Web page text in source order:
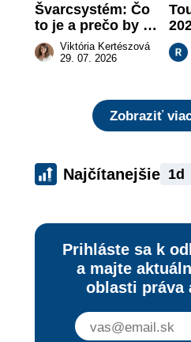
Švarcsystém: Čo
to je a prečo by
vás to malo
zaujímať
Viktória Kertészová
29. 07. 2026
Zobraziť
Najčítanejšie 1d
Prihláste sa k
a majte
oblasti práva